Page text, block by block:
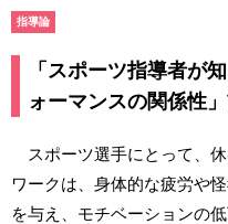
指導論
「スポーツ指導者が
ォーマンスの関係性
スポーツ選手にとって、
ワークは、身体的な疲労や
を与え、モチベーションの